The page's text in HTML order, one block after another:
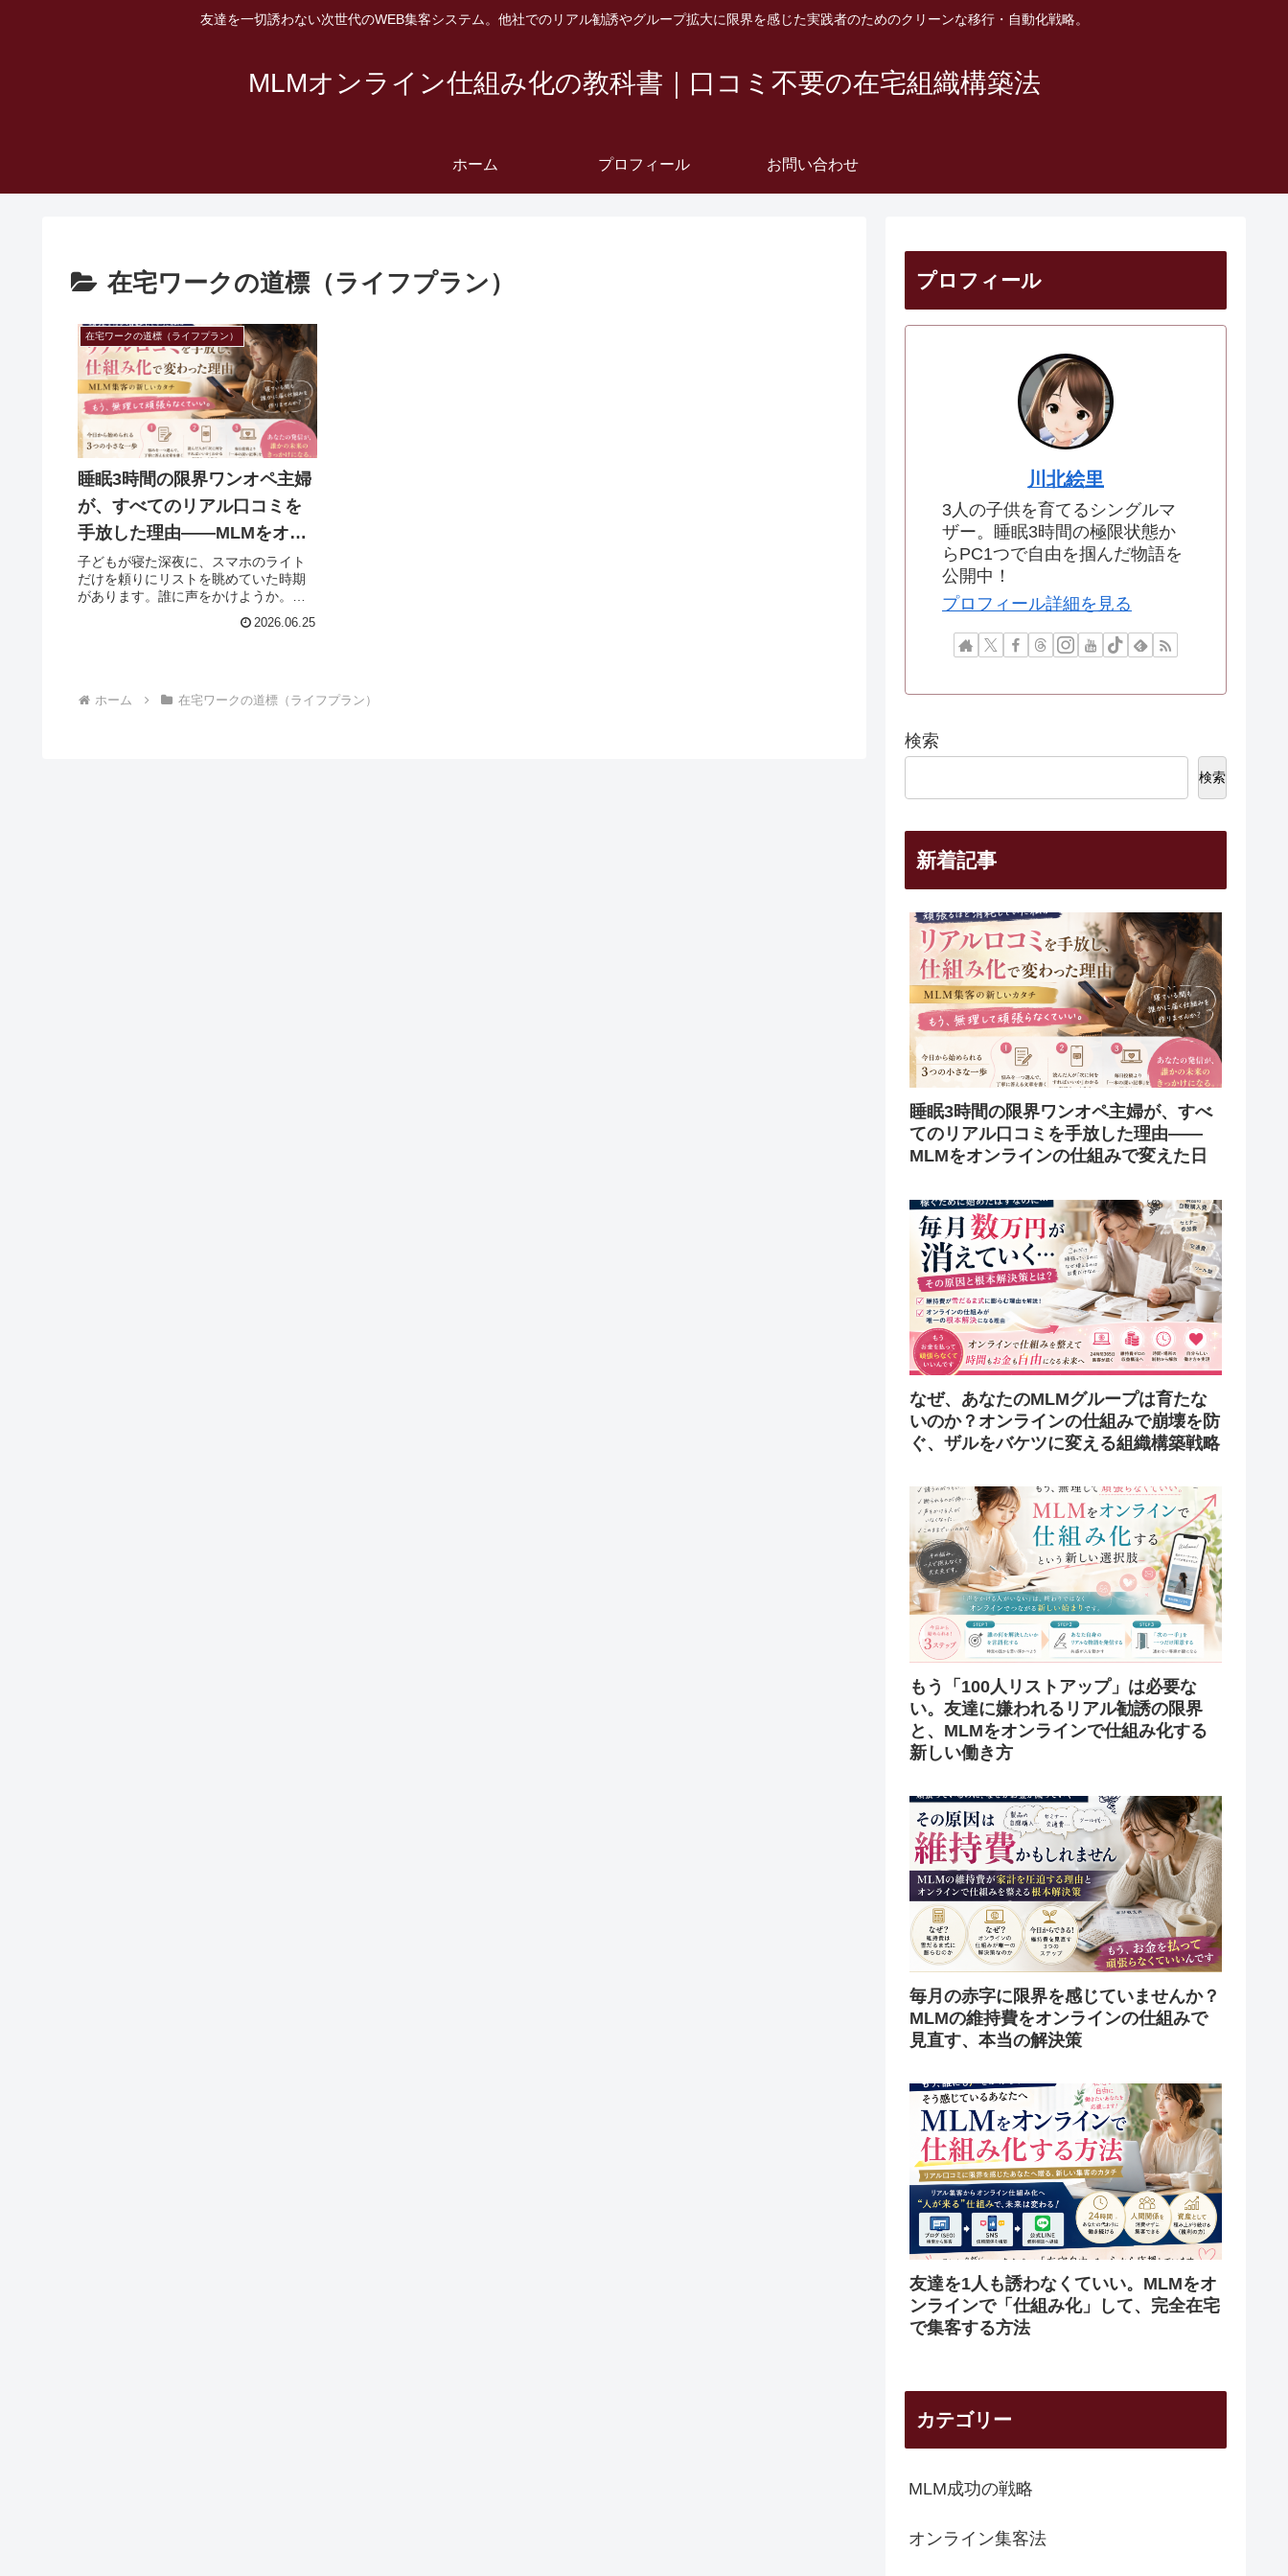
友達を一切誘わない次世代のWEB集客システム。他社でのリアル勧誘やグループ拡大に限界を感じた実践者のためのクリーンな移行・自動化戦略。
MLMオンライン仕組み化の教科書｜口コミ不要の在宅組織構築法
ホーム プロフィール お問い合わせ
在宅ワークの道標（ライフプラン）
在宅ワークの道標（ライフプラン）
睡眠3時間の限界ワンオペ主婦
が、すべてのリアル口コミを
手放した理由——MLMをオン
ラインの仕組みで変えた日
子どもが寝た深夜に、スマホのライト
だけを頼りにリストを眺めていた時期
があります。誰に声をかけようか。も
の体験会、キャンセルが出たらどうし
2026.06.25
ホーム 在宅ワークの道標（ライフプラン）
プロフィール
川北絵里
3人の子供を育てるシングルマ
ザー。睡眠3時間の極限状態か
らPC1つで自由を掴んだ物語を
公開中！
プロフィール詳細を見る
検索
検索
新着記事
睡眠3時間の限界ワンオペ主婦が、すべ
てのリアル口コミを手放した理由——
MLMをオンラインの仕組みで変えた日
なぜ、あなたのMLMグループは育たな
いのか？オンラインの仕組みで崩壊を防
ぐ、ザルをバケツに変える組織構築戦略
もう「100人リストアップ」は必要な
い。友達に嫌われるリアル勧誘の限界
と、MLMをオンラインで仕組み化する
新しい働き方
毎月の赤字に限界を感じていませんか？
MLMの維持費をオンラインの仕組みで
見直す、本当の解決策
友達を1人も誘わなくていい。MLMをオ
ンラインで「仕組み化」して、完全在宅
で集客する方法
カテゴリー
MLM成功の戦略
オンライン集客法